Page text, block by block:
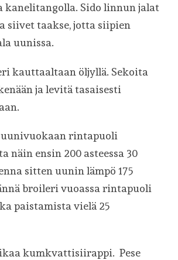
kanelitangolla. Sido linnun jalat
siivet taakse, jotta siipien
uunissa.
kauttaaltaan öljyllä. Sekoita
ja levitä tasaisesti
uunivuokaan rintapuoli
näin ensin 200 asteessa 30
sitten uunin lämpö 175
broileri vuoassa rintapuoli
paistamista vielä 25
kumkvattisiirappi. Pese